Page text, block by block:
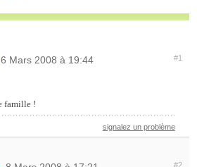
, 6 Mars 2008 à 19:44 #1
famille !
signalez un problème
#2